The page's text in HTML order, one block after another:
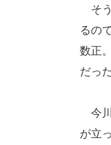
そう
るの
数正
だっ
今川
が立